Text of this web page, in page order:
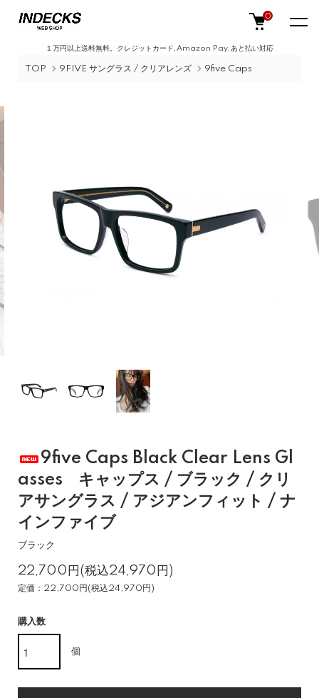
１万円以上送料無料。クレジットカード,Amazon Pay,あと払い対応
0
TOP 9FIVE サングラス / クリアレンズ 9five Caps
9five Caps Black Clear Lens Gl
asses キャップス / ブラック / クリ
アサングラス / アジアンフィット / ナ
インファイブ
ブラック
22,700円(税込24,970円)
定価：22,700円(税込24,970円)
購入数
個